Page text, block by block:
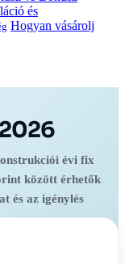
és
Hogyan vásárolj
évi fix
között érhetők
és az igénylés